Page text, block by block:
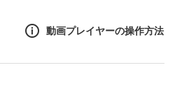
動画プレイヤーの操作方法